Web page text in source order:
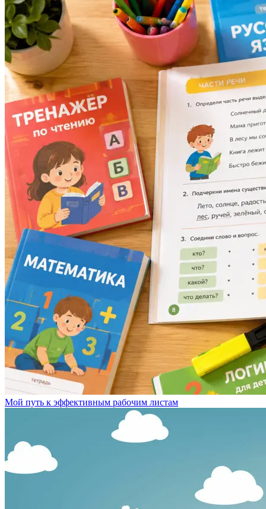
Мой путь к эффективным рабочим листам